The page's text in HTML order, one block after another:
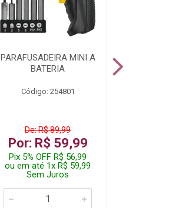
PARAFUSADEIRA MINI A
BATERIA
Código: 254801
De: R$ 89,99
Por: R$ 59,99
Pix 5% OFF R$ 56,99
ou em até 1x R$ 59,99
Sem Juros